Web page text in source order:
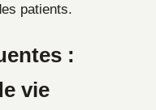
patients.
:
vie